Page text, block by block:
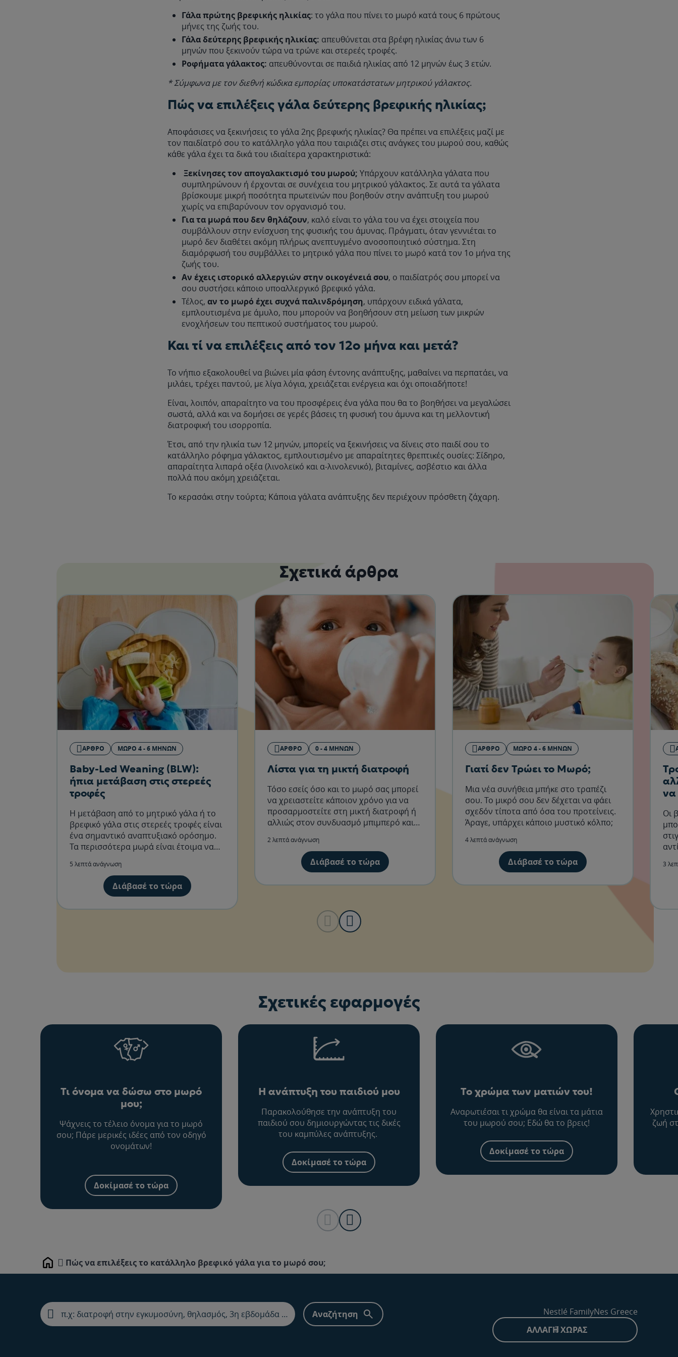
Γάλα πρώτης βρεφικής ηλικίας: το γάλα που πίνει το μωρό κατά τους 6 πρώτους
μήνες της ζωής του.
Γάλα δεύτερης βρεφικής ηλικίας: απευθύνεται στα βρέφη ηλικίας άνω των 6
μηνών που ξεκινούν τώρα να τρώνε και στερεές τροφές.
Ροφήματα γάλακτος: απευθύνονται σε παιδιά ηλικίας από 12 μηνών έως 3 ετών.
* Σύμφωνα με τον διεθνή κώδικα εμπορίας υποκατάστατων μητρικού γάλακτος.
Πώς να επιλέξεις γάλα δεύτερης βρεφικής ηλικίας;
Αποφάσισες να ξεκινήσεις το γάλα 2ης βρεφικής ηλικίας? Θα πρέπει να επιλέξεις μαζί με
τον παιδίατρό σου το κατάλληλο γάλα που ταιριάζει στις ανάγκες του μωρού σου, καθώς
κάθε γάλα έχει τα δικά του ιδιαίτερα χαρακτηριστικά:
Ξεκίνησες τον απογαλακτισμό του μωρού; Υπάρχουν κατάλληλα γάλατα που
συμπληρώνουν ή έρχονται σε συνέχεια του μητρικού γάλακτος. Σε αυτά τα γάλατα
βρίσκουμε μικρή ποσότητα πρωτεϊνών που βοηθούν στην ανάπτυξη του μωρού
χωρίς να επιβαρύνουν τον οργανισμό του.
Για τα μωρά που δεν θηλάζουν, καλό είναι το γάλα του να έχει στοιχεία που
συμβάλλουν στην ενίσχυση της φυσικής του άμυνας. Πράγματι, όταν γεννιέται το
μωρό δεν διαθέτει ακόμη πλήρως ανεπτυγμένο ανοσοποιητικό σύστημα. Στη
διαμόρφωσή του συμβάλλει το μητρικό γάλα που πίνει το μωρό κατά τον 1ο μήνα της
ζωής του.
Αν έχεις ιστορικό αλλεργιών στην οικογένειά σου, ο παιδίατρός σου μπορεί να
σου συστήσει κάποιο υποαλλεργικό βρεφικό γάλα.
Τέλος, αν το μωρό έχει συχνά παλινδρόμηση, υπάρχουν ειδικά γάλατα,
εμπλουτισμένα με άμυλο, που μπορούν να βοηθήσουν στη μείωση των μικρών
ενοχλήσεων του πεπτικού συστήματος του μωρού.
Και τί να επιλέξεις από τον 12ο μήνα και μετά?
Το νήπιο εξακολουθεί να βιώνει μία φάση έντονης ανάπτυξης, μαθαίνει να περπατάει, να
μιλάει, τρέχει παντού, με λίγα λόγια, χρειάζεται ενέργεια και όχι οποιαδήποτε!
Είναι, λοιπόν, απαραίτητο να του προσφέρεις ένα γάλα που θα το βοηθήσει να μεγαλώσει
σωστά, αλλά και να δομήσει σε γερές βάσεις τη φυσική του άμυνα και τη μελλοντική
διατροφική του ισορροπία.
Έτσι, από την ηλικία των 12 μηνών, μπορείς να ξεκινήσεις να δίνεις στο παιδί σου το
κατάλληλο ρόφημα γάλακτος, εμπλουτισμένο με απαραίτητες θρεπτικές ουσίες: Σίδηρο,
απαραίτητα λιπαρά οξέα (λινολεϊκό και α-λινολενικό), βιταμίνες, ασβέστιο και άλλα
πολλά που ακόμη χρειάζεται.
Το κερασάκι στην τούρτα; Κάποια γάλατα ανάπτυξης δεν περιέχουν πρόσθετη ζάχαρη.
Σχετικά άρθρα
ΆΡΘΡΟ ΜΩΡΌ 4 - 6 ΜΗΝΏΝ
Baby-Led Weaning (BLW):
ήπια μετάβαση στις στερεές
τροφές
Η μετάβαση από το μητρικό γάλα ή το
βρεφικό γάλα στις στερεές τροφές είναι
ένα σημαντικό αναπτυξιακό ορόσημο.
Τα περισσότερα μωρά είναι έτοιμα να
στους 6 μήνες.
5 λεπτά ανάγνωση
Διάβασέ το τώρα
ΆΡΘΡΟ 0 - 4 ΜΗΝΏΝ
Λίστα για τη μικτή διατροφή
Τόσο εσείς όσο και το μωρό σας μπορεί
να χρειαστείτε κάποιον χρόνο για να
προσαρμοστείτε στη μικτή διατροφή ή
αλλιώς στον συνδυασμό μπιμπερό και
2 λεπτά ανάγνωση
Διάβασέ το τώρα
ΆΡΘΡΟ ΜΩΡΌ 4 - 6 ΜΗΝΏΝ
Γιατί δεν Τρώει το Μωρό;
Μια νέα συνήθεια μπήκε στο τραπέζι
σου. Το μικρό σου δεν δέχεται να φάει
σχεδόν τίποτα από όσα του προτείνεις.
Άραγε, υπάρχει κάποιο μυστικό κόλπο;
4 λεπτά ανάγνωση
Διάβασέ το τώρα
να
Οι
3
Σχετικές εφαρμογές
Τι όνομα να δώσω στο μωρό
μου;
Ψάχνεις το τέλειο όνομα για το μωρό
σου; Πάρε μερικές ιδέες από τον οδηγό
ονομάτων!
Δοκίμασέ το τώρα
Η ανάπτυξη του παιδιού μου
Παρακολούθησε την ανάπτυξη του
παιδιού σου δημιουργώντας τις δικές
του καμπύλες ανάπτυξης.
Δοκίμασέ το τώρα
Το χρώμα των ματιών του!
Αναρωτιέσαι τι χρώμα θα είναι τα μάτια
του μωρού σου; Εδώ θα το βρεις!
Δοκίμασέ το τώρα
ζωή
Home Πώς να επιλέξεις το κατάλληλο βρεφικό γάλα για το μωρό σου;
Nestlé FamilyNes Greece
ΑΛΛΑΓΉ ΧΏΡΑΣ